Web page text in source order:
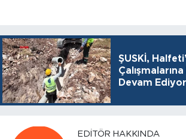
ŞUSKİ,
Devam Ediyor
EDITÖR HAKKINDA